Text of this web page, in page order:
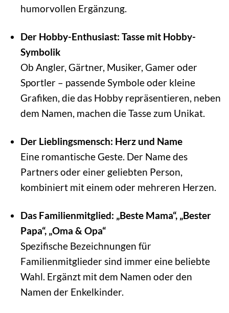
humorvollen Ergänzung.
Der Hobby-Enthusiast: Tasse mit Hobby-
Symbolik
Ob Angler, Gärtner, Musiker, Gamer oder
Sportler – passende Symbole oder kleine
Grafiken, die das Hobby repräsentieren, neben
dem Namen, machen die Tasse zum Unikat.
Der Lieblingsmensch: Herz und Name
Eine romantische Geste. Der Name des
Partners oder einer geliebten Person,
kombiniert mit einem oder mehreren Herzen.
Das Familienmitglied: „Beste Mama“, „Bester
Papa“, „Oma & Opa“
Spezifische Bezeichnungen für
Familienmitglieder sind immer eine beliebte
Wahl. Ergänzt mit dem Namen oder den
Namen der Enkelkinder.